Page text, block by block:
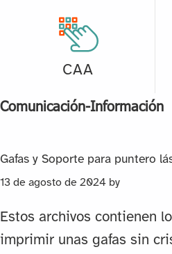
CAA
Comunicación-Información
Gafas y Soporte para puntero
13 de agosto de 2024 by
Estos archivos contienen
imprimir unas gafas sin